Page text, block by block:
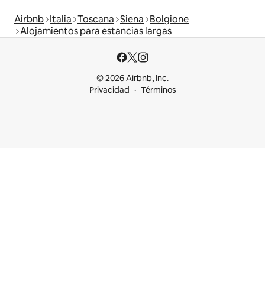
Airbnb Italia Toscana Siena Bolgione
Alojamientos para estancias largas
© 2026 Airbnb, Inc.
Privacidad
Términos